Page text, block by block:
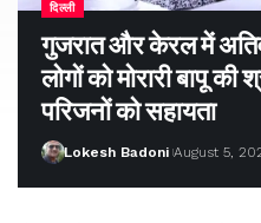
दिल्ली
गुजरात और केरल में
लोगों को मोरारी बापू
परिजनों को सहायता
Lokesh Badoni August 5,